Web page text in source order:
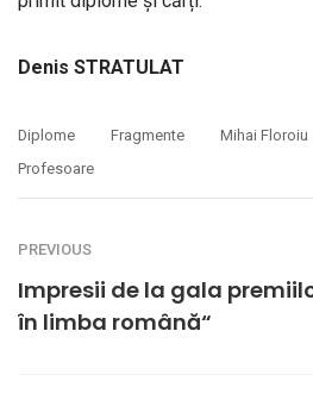
Denis STRATULAT
Diplome Fragmente
Mihai Floroiu
Profesoare
PREVIOUS
Impresii de la gala
în limba română“